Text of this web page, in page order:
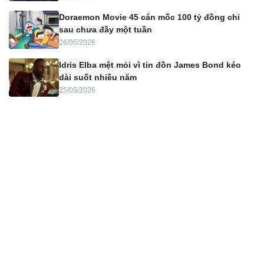
Doraemon Movie 45 cán mốc 100 tỷ đồng chỉ
sau chưa đầy một tuần
26/05/2026
Idris Elba mệt mỏi vì tin đồn James Bond kéo
dài suốt nhiều năm
25/05/2026